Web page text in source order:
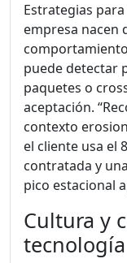
Estrategias
empresa nacen
puede detectar
paquetes o
aceptación.
contexto
el cliente usa el
contratada y
pico estacional
Cultura y